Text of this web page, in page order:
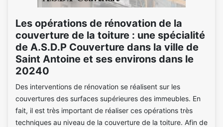
Les opérations de rénovation de la
couverture de la toiture : une spécialité
de A.S.D.P Couverture dans la ville de
Saint Antoine et ses environs dans le
20240
Des interventions de rénovation se réalisent sur les
couvertures des surfaces supérieures des immeubles. En
fait, il est très important de réaliser ces opérations très
techniques au niveau de la couverture de la toiture. Afin de